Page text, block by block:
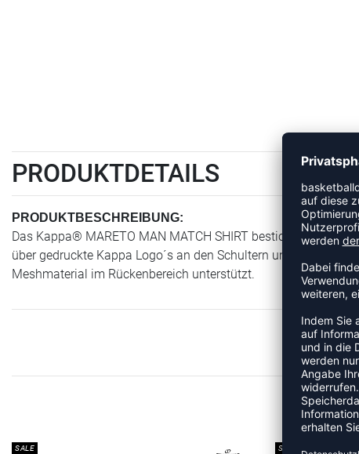
PRODUKTDETAILS
PRODUKTBESCHREIBUNG:
Das Kappa® MARETO MAN MATCH SHIRT besticht durch
über gedruckte Kappa Logo´s an den Schultern und am
Meshmaterial im Rückenbereich unterstützt.
SALE
SALE